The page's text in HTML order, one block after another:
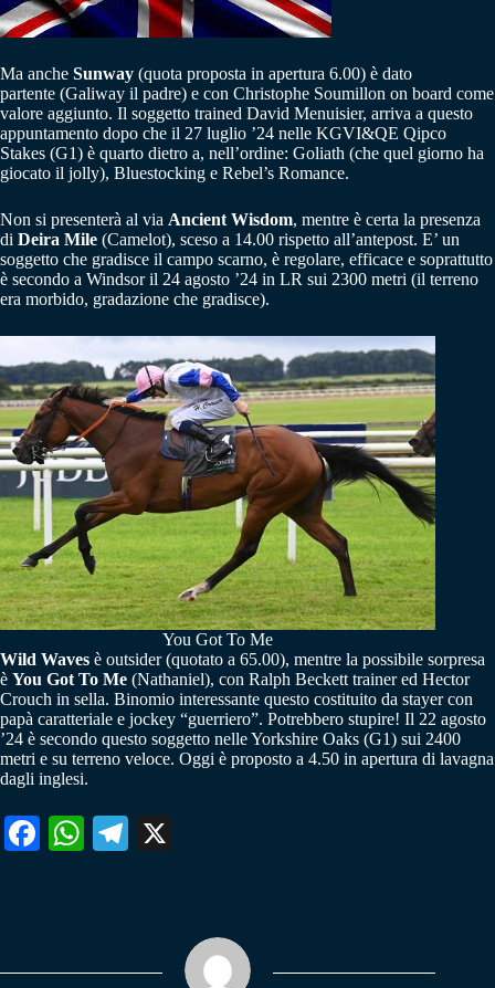
Ma anche Sunway (quota proposta in apertura 6.00) è dato
partente (Galiway il padre) e con Christophe Soumillon on board come
valore aggiunto. Il soggetto trained David Menuisier, arriva a questo
appuntamento dopo che il 27 luglio ’24 nelle KGVI&QE Qipco
Stakes (G1) è quarto dietro a, nell’ordine: Goliath (che quel giorno ha
giocato il jolly), Bluestocking e Rebel’s Romance.
Non si presenterà al via Ancient Wisdom, mentre è certa la presenza
di Deira Mile (Camelot), sceso a 14.00 rispetto all’antepost. E’ un
soggetto che gradisce il campo scarno, è regolare, efficace e soprattutto
è secondo a Windsor il 24 agosto ’24 in LR sui 2300 metri (il terreno
era morbido, gradazione che gradisce).
You Got To Me
Wild Waves è outsider (quotato a 65.00), mentre la possibile sorpresa
è You Got To Me (Nathaniel), con Ralph Beckett trainer ed Hector
Crouch in sella. Binomio interessante questo costituito da stayer con
papà caratteriale e jockey “guerriero”. Potrebbero stupire! Il 22 agosto
’24 è secondo questo soggetto nelle Yorkshire Oaks (G1) sui 2400
metri e su terreno veloce. Oggi è proposto a 4.50 in apertura di lavagna
dagli inglesi.
Fa W
pp
Te
m